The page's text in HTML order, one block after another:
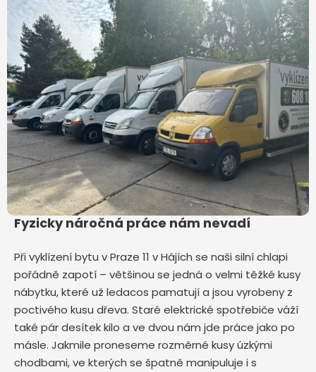
Fyzicky náročná práce nám nevadí
Při vyklízení bytu v Praze 11 v Hájích se naši silní chlapi
pořádně zapotí – většinou se jedná o velmi těžké kusy
nábytku, které už ledacos pamatují a jsou vyrobeny z
poctivého kusu dřeva. Staré elektrické spotřebiče váží
také pár desítek kilo a ve dvou nám jde práce jako po
másle. Jakmile proneseme rozměrné kusy úzkými
chodbami, ve kterých se špatně manipuluje i s